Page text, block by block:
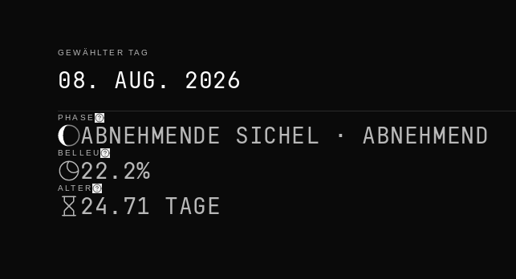
GEWÄHLTER TAG
08. AUG. 2026
gewählter tag
PHASE
ABNEHMENDE SICHEL · ABNEHMEND
BELLEU
22.2%
ALTER
24.71 TAGE